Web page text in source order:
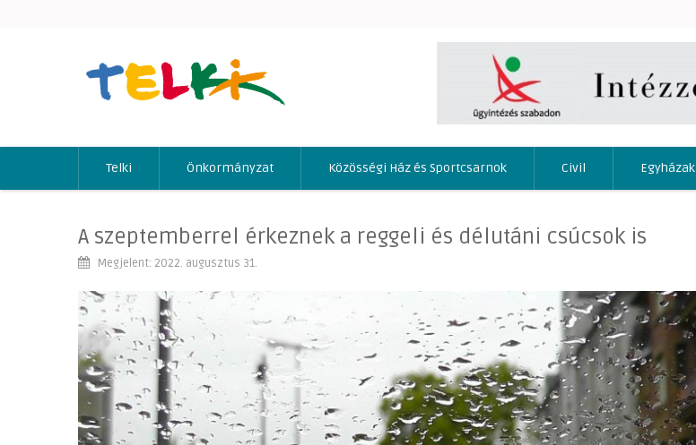
Telki Önkormányzat Közösségi Ház és Sportcsarnok Civil Egyházak
A szeptemberrel érkeznek a reggeli és délutáni csúcsok is
Megjelent: 2022. augusztus 31.